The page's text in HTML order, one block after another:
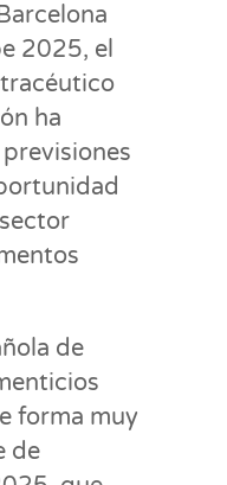
2025, el
ha
de
forma muy
de